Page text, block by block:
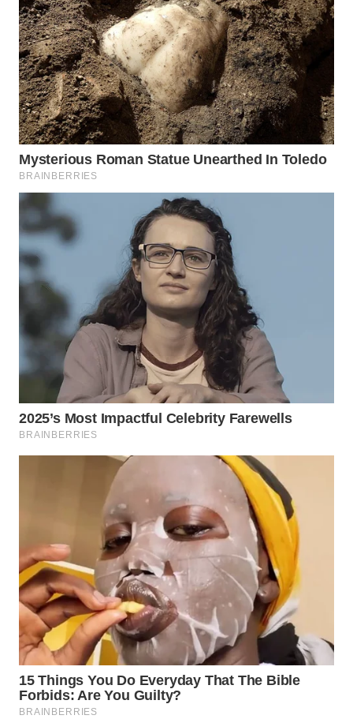
TV
WAHANANEWS
ID
WAHANANEWS
CO ID
WAHANANEWS
WAHANA
SPORT
WAHANA
UMKM
WAHANA
SELEB
WAHANA
PERSONA
WAHANA
DESA
WISATA
LAPAK
WAHANA
Wahana